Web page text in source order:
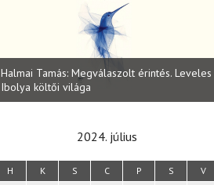
Halmai Tamás: Megválaszolt érintés. Leveles
Ibolya költői világa
2024. július
H K S C P S V